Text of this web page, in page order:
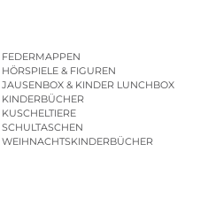
FEDERMAPPEN
HÖRSPIELE & FIGUREN
JAUSENBOX & KINDER LUNCHBOX
KINDERBÜCHER
| KINDERGARTENBEUTEL
KUSCHELTIERE
SCHULTASCHEN
WEIHNACHTSKINDERBÜCHER